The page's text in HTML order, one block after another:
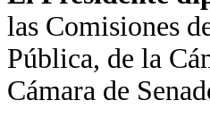
las Comisiones
Pública, de la
Cámara de